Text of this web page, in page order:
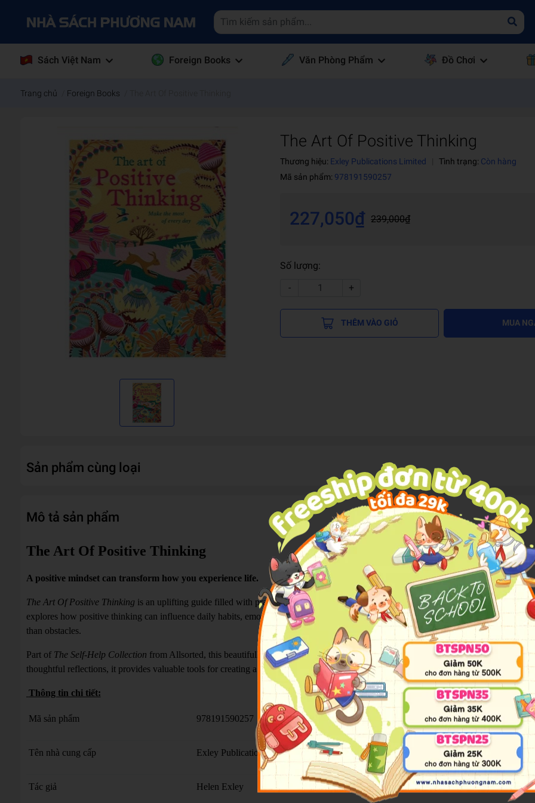
Sách Việt Nam Foreign Books Văn Phòng Phẩm Đồ Chơi
Trang chủ Foreign Books
The Art Of Positive Thinking
Thương hiệu: Exley Publications Limited Tình trạng: Còn hàng
Mã sản phẩm: 978191590257
227,050₫ 239,000₫
Số lượng:
-
+
THÊM VÀO GIỎ MUA
Sản phẩm cùng loại
Mô tả sản phẩm
The Art Of Positive Thinking
A positive mindset can transform how you experience life.
The Art Of Positive Thinking is an uplifting guide filled with practical strategies, motivational advice, and inspiring quotations
explores how positive thinking can influence daily habits, emotional wellbeing, resilience, and personal growth, offering simple
than obstacles.
Part of The Self-Help Collection from Allsorted, this beautifully presented title encourages readers to cultivate confidence, gratitude,
thoughtful reflections, it provides valuable tools for creating a happier, healthier, and more fulfilling life.
Thông tin chi tiết:
Mã sản phẩm 978191590257
Tên nhà cung cấp Exley Publications Limited
Tác giả Helen Exley